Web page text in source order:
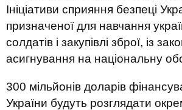
Ініціативи сприяння безпеці
призначеної для навчання
солдатів і закупівлі зброї, із
асигнування на національну
300 мільйонів доларів
України будуть розглядати